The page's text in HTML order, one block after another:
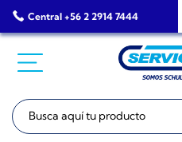
Saltar
al
Central +56 2 2914 7444
Buscar: